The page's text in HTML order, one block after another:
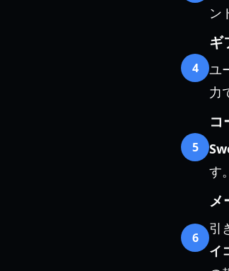
ン
4
ギ
ユ
力
5
コ
す
6
メ
引
イ